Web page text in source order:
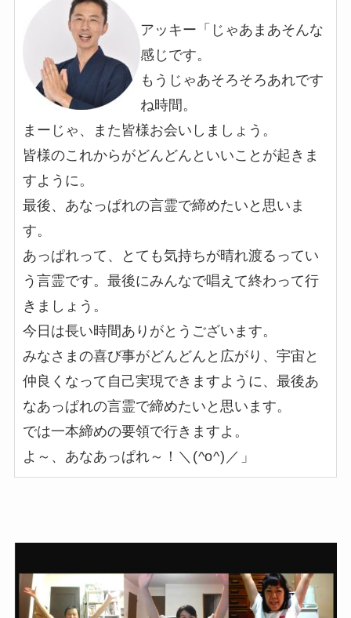
アッキー「じゃあまあそんな
感じです。
もうじゃあそろそろあれです
ね時間。
まーじゃ、また皆様お会いしましょう。
皆様のこれからがどんどんといいことが起きま
すように。
最後、あなっぱれの言霊で締めたいと思いま
す。
あっぱれって、とても気持ちが晴れ渡るってい
う言霊です。最後にみんなで唱えて終わって行
きましょう。
今日は長い時間ありがとうございます。
みなさまの喜び事がどんどんと広がり、宇宙と
仲良くなって自己実現できますように、最後あ
なあっぱれの言霊で締めたいと思います。
では一本締めの要領で行きますよ。
よ～、あなあっぱれ～！ ＼(^o^)／ 」